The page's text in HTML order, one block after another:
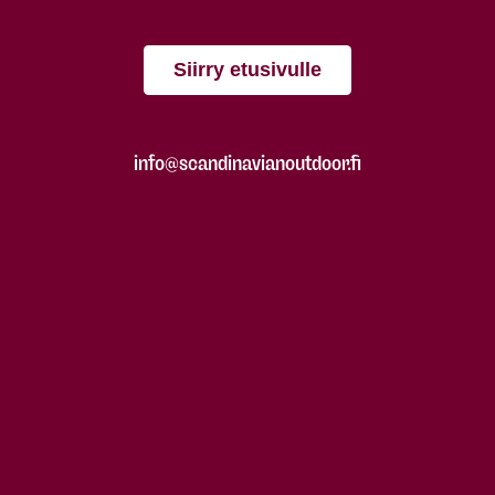
Siirry etusivulle
info@scandinavianoutdoor.fi